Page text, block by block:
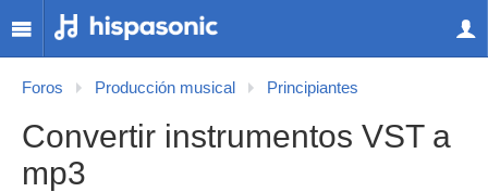
Foros Producción musical Principiantes
Convertir instrumentos VST a
mp3